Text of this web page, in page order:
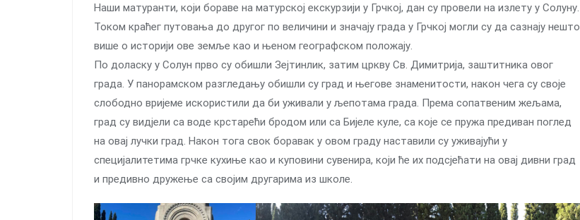
Наши матуранти, који бораве на матурској екскурзији у Грчкој, дан су провели на излету у Солуну.
Током краћег путовања до другог по величини и значају града у Грчкој могли су да сазнају нешто
више о историји ове земље као и њеном географском положају.
По доласку у Солун прво су обишли Зејтинлик, затим цркву Св. Димитрија, заштитника овог
града. У панорамском разгледању обишли су град и његове знаменитости, након чега су своје
слободно вријеме искористили да би уживали у љепотама града. Према сопатвеним жељама,
град су видјели са воде крстарећи бродом или са Бијеле куле, са које се пружа предиван поглед
на овај лучки град. Након тога свок боравак у овом граду наставили су уживајући у
специјалитетима грчке кухиње као и куповини сувенира, који ће их подсјећати на овај дивни град
и предивно дружење са својим другарима из школе.